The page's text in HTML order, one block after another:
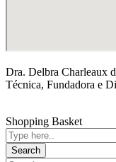
Dra. Delbra Charleaux
Técnica, Fundadora e
Shopping Basket